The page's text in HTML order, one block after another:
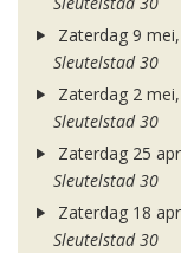
Zaterdag 9
Sleutelstad 30
Zaterdag 2
Sleutelstad 30
Zaterdag 25
Sleutelstad 30
Zaterdag 18
Sleutelstad 30